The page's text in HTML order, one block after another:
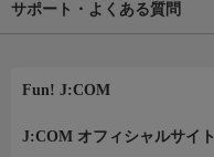
サポート・よくある質問
Fun! J:COM
J:COM オフィシャルサイト